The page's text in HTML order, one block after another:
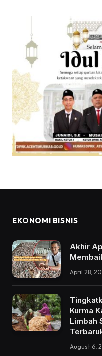
EKONOMI BISNIS
Akhir
April 28,
Kurma
Limbah
August 6,